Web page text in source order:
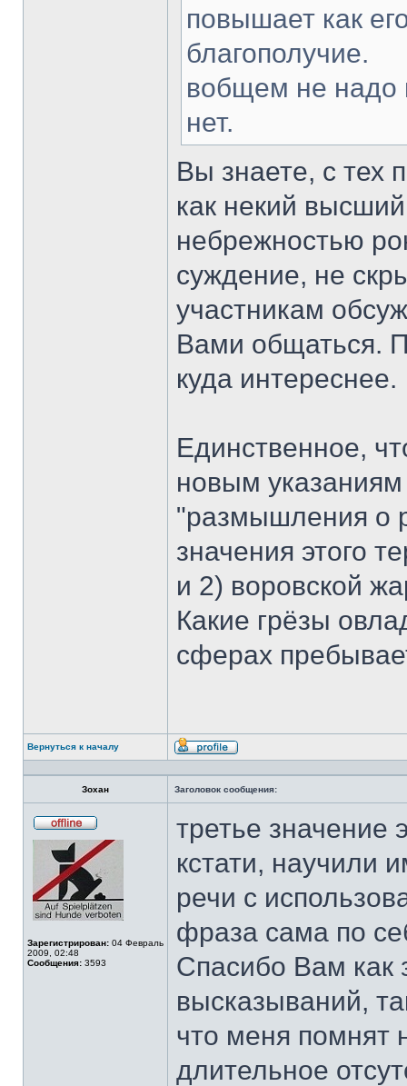
повышает как
благополучие.
вобщем не надо
нет.
Вы знаете, с тех
как некий
небрежностью
суждение, не
участникам
Вами общаться.
куда интереснее.
Единственное,
новым
"размышления о
значения этого
и 2) воровской
Какие грёзы
сферах
Вернуться к началу
Профиль
Зохан Заголовок сообщения:
в
сети
Зарегистрирован: 04 Февраль
2009, 02:48
Сообщения: 3593
третье значение
кстати, научили
речи с
фраза сама по
Спасибо Вам как
высказываний,
что меня помнят
длительное